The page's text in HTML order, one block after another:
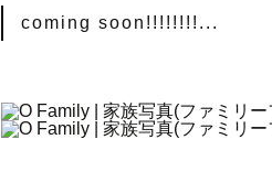
coming soon!!!!!!!!...